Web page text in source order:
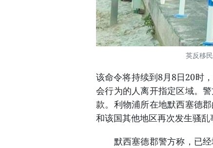
英反移
该命令将持续到8月8日20时
会行为的人离开指定区域。
款。利物浦所在地默西塞德
和该国其他地区再次发生骚乱
默西塞德郡警方称，已经